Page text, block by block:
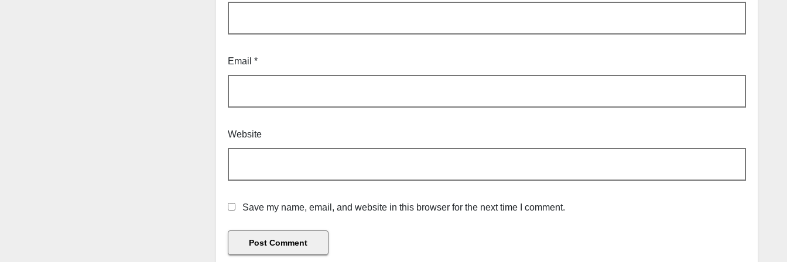
Email *
Website
Save my name, email, and website in this browser for the next time I comment.